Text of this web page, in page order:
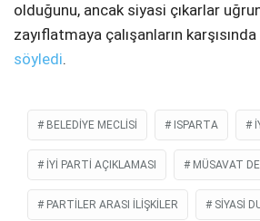
olduğunu, ancak siyasi çıkarlar
zayıflatmaya çalışanların karşısında
söyledi.
BELEDİYE MECLİSİ ISPARTA
İYİ PARTI AÇIKLAMASI MÜSAVAT
PARTILER ARASI ILIŞKILER SIYASI